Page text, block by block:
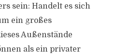
sein: Handelt es sich
ein großes
Außenstände
als ein privater